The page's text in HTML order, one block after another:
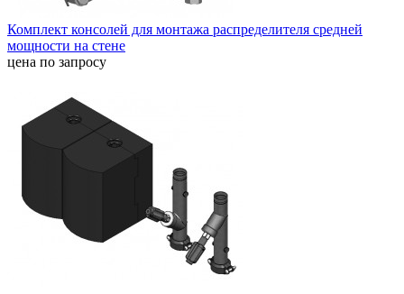
Комплект консолей для монтажа распределителя средней
мощности на стене
цена по запросу